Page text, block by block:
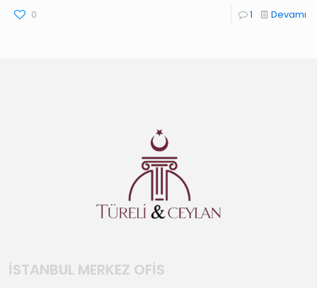
0 1 Devamı
İSTANBUL MERKEZ OFİS